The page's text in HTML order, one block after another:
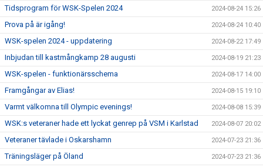
Tidsprogram för WSK-Spelen 2024 2024-08-24 15:26
Prova på är igång! 2024-08-24 10:40
WSK-spelen 2024 - uppdatering 2024-08-22 17:49
Inbjudan till kastmångkamp 28 augusti 2024-08-19 21:23
WSK-spelen - funktionärsschema 2024-08-17 14:00
Framgångar av Elias! 2024-08-15 19:10
Varmt välkomna till Olympic evenings! 2024-08-08 15:39
WSK:s veteraner hade ett lyckat genrep på VSM i Karlstad 2024-08-07 20:02
Veteraner tävlade i Oskarshamn 2024-07-23 21:36
Träningsläger på Öland 2024-07-23 21:36